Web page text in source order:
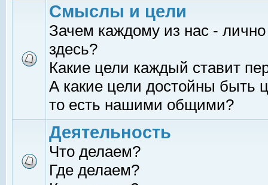
Смыслы и цели
Зачем каждому из нас -
здесь?
Какие цели каждый ставит
А какие цели достойны быть
то есть нашими общими?
Деятельность
Что делаем?
Где делаем?